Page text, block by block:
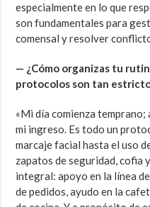
especialmente en lo que
son fundamentales para
comensal y resolver
— ¿Cómo organizas tu
protocolos son tan
«Mi día comienza
mi ingreso. Es todo un
marcaje facial hasta el uso
zapatos de seguridad, cofia
integral: apoyo en la línea
de pedidos, ayudo en la